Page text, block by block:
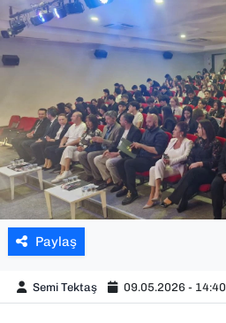
Paylaş
Semi Tektaş 09.05.2026 - 14:40
YEREL YÖNETİMLER